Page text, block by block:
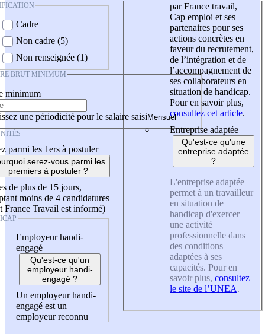
Cadre
Non cadre (5)
Non renseignée (1)
BRUT MINIMUM
minimum
une périodicité pour le salaire saisi
parmi les 1ers à postuler
serez-vous parmi les
premiers à postuler ?
de plus de 15 jours,
moins de 4 candidatures
France Travail est informé)
Employeur handi-
engagé
Qu'est-ce qu'un
employeur handi-
engagé ?
Un employeur handi-
engagé est un
employeur reconnu
par France travail,
Cap emploi et ses
partenaires pour ses
actions concrètes en
faveur du recrutement,
de l’intégration et de
l’accompagnement de
ses collaborateurs en
situation de handicap.
Pour en savoir plus,
consultez cet article.
Entreprise adaptée
Qu'est-ce qu'une
entreprise adaptée
?
L'entreprise adaptée
permet à un travailleur
en situation de
handicap d'exercer
une activité
professionnelle dans
des conditions
adaptées à ses
capacités. Pour en
savoir plus, consultez
le site de l’UNEA.